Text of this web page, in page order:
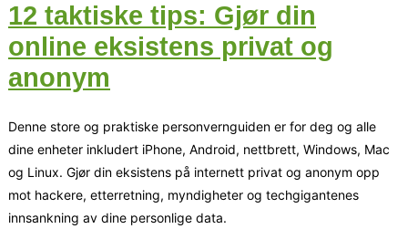
12 taktiske tips: Gjør din
online eksistens privat og
anonym
Denne store og praktiske personvernguiden er for deg og alle
dine enheter inkludert iPhone, Android, nettbrett, Windows, Mac
og Linux. Gjør din eksistens på internett privat og anonym opp
mot hackere, etterretning, myndigheter og techgigantenes
innsankning av dine personlige data.